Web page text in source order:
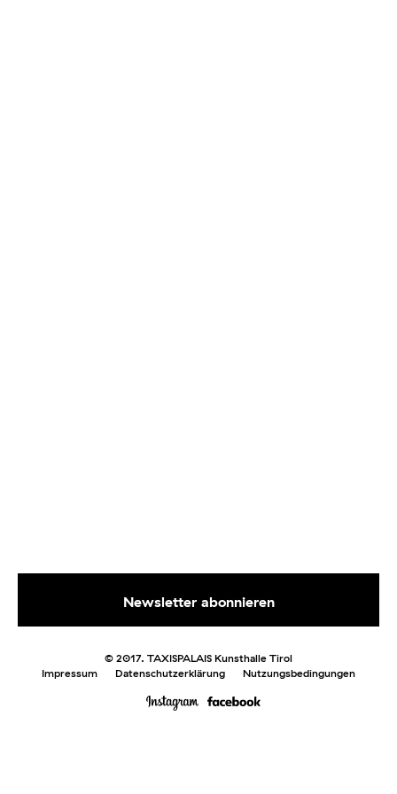
© 2017. TAXISPALAIS Kunsthalle Tirol
Impressum
Datenschutzerklärung Nutzungsbedingungen